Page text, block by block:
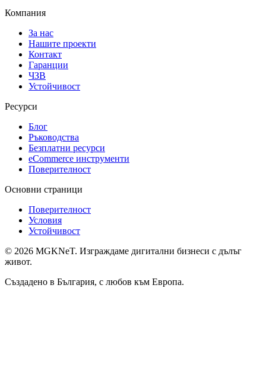
Компания
За нас
Нашите проекти
Контакт
Гаранции
ЧЗВ
Устойчивост
Ресурси
Блог
Ръководства
Безплатни ресурси
eCommerce инструменти
Поверителност
Основни страници
Поверителност
Условия
Устойчивост
© 2026 MGKNeT. Изграждаме дигитални бизнеси с дълъг
живот.
Създадено в България, с любов към Европа.